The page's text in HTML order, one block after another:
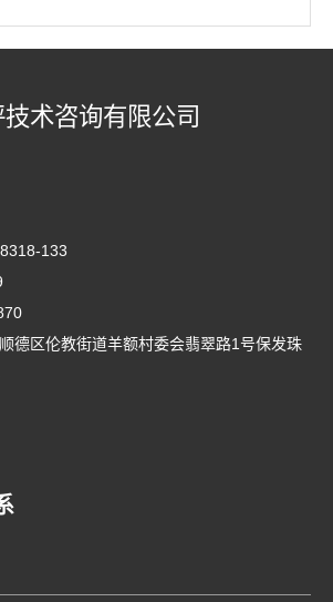
术咨询有限公司
133
德区伦教街道羊额村委会翡翠路1号保发珠